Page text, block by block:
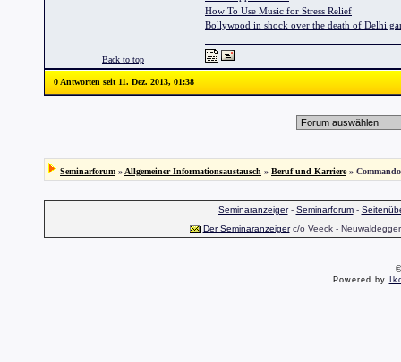
How To Use Music for Stress Relief
Bollywood in shock over the death of Delhi
Back to top
0 Antworten seit 11. Dez. 2013, 01:38
Seminarforum » Allgemeiner Informationsaustausch » Beruf und Karriere»
Seminaranzeiger- Seminarforum-
Der Seminaranzeigerc/o Veeck -
Powered by